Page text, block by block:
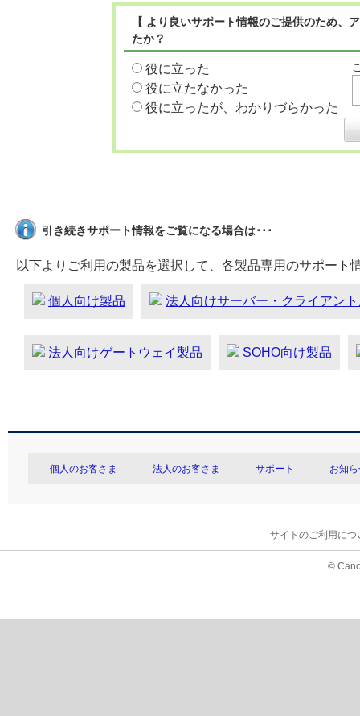
【 より良いサポート情報のご提供のため
たか？
役に立った
役に立たなかった
役に立ったが、わかりづらかった
引き続きサポート情報をご覧になる場合は･･･
以下よりご利用の製品を選択して、各製品専用のサポート
個人向け製品 法人向けサーバー・クライアン
法人向けゲートウェイ製品 SOHO向け製品
個人のお客さま 法人のお客さま サポート お知
サイトのご利用につ
©